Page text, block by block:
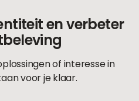
en verbeter
of interesse in
voor je klaar.